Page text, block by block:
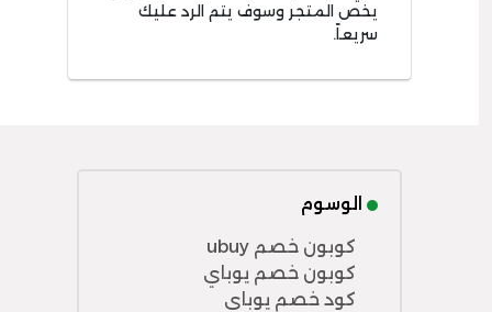
يخص المتجر وسوف يتم الرد عليك
سريعاً.
الوسوم
كوبون خصم ubuy
كوبون خصم يوباي
كود خصم يوباي